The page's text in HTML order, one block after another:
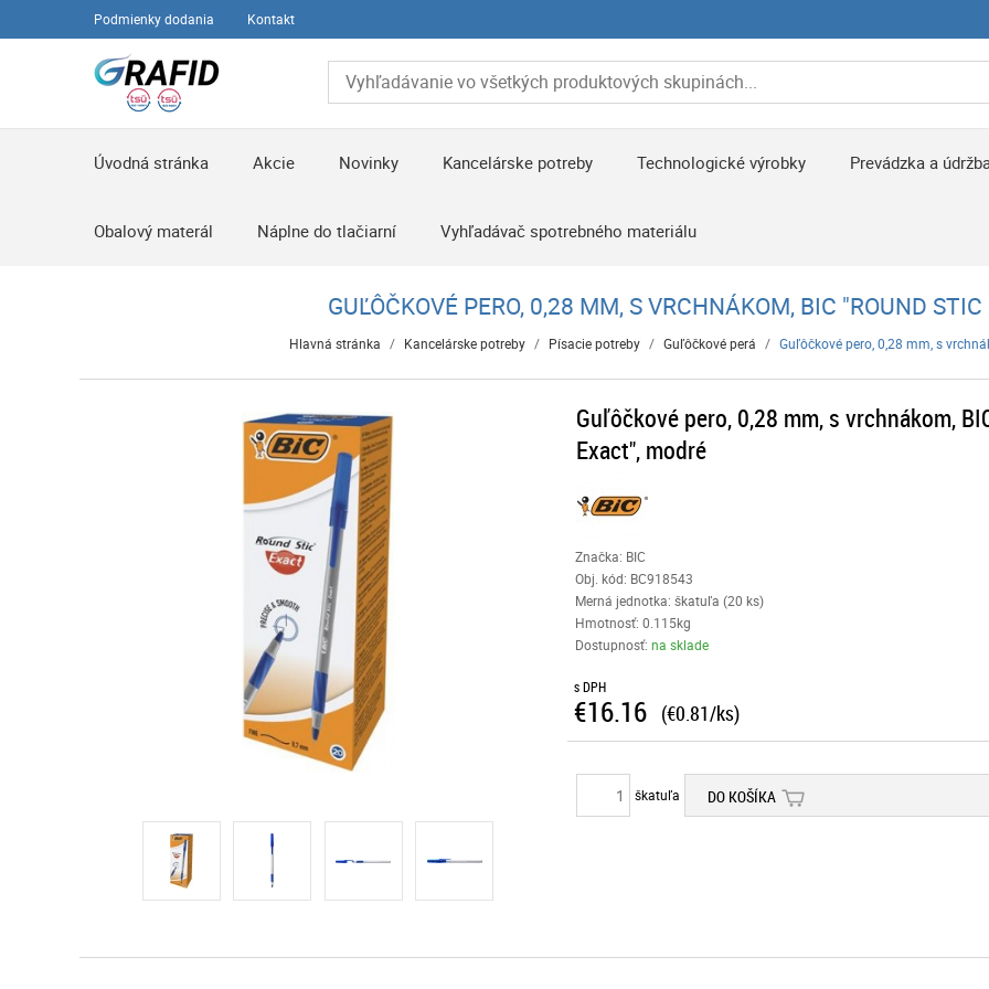
Podmienky dodania Kontakt
Úvodná stránka Akcie Novinky Kancelárske potreby Technologické výrobky Prevádzka a
Obalový materál Náplne do tlačiarní Vyhľadávač spotrebného materiálu
GUĽÔČKOVÉ PERO, 0,28 MM, S VRCHNÁKOM, BIC "ROUND
Hlavná stránka / Kancelárske potreby / Písacie potreby / Guľôčkové perá / Guľôčkové pero, 0,28 mm, s
Guľôčkové pero, 0,28 mm, s vrchnákom,
Exact", modré
Značka: BIC
Obj. kód: BC918543
Merná jednotka: škatuľa (20 ks)
Hmotnosť: 0.115kg
Dostupnosť: na sklade
s DPH
€16.16 (€0.81/ks)
škatuľa DO KOŠÍKA